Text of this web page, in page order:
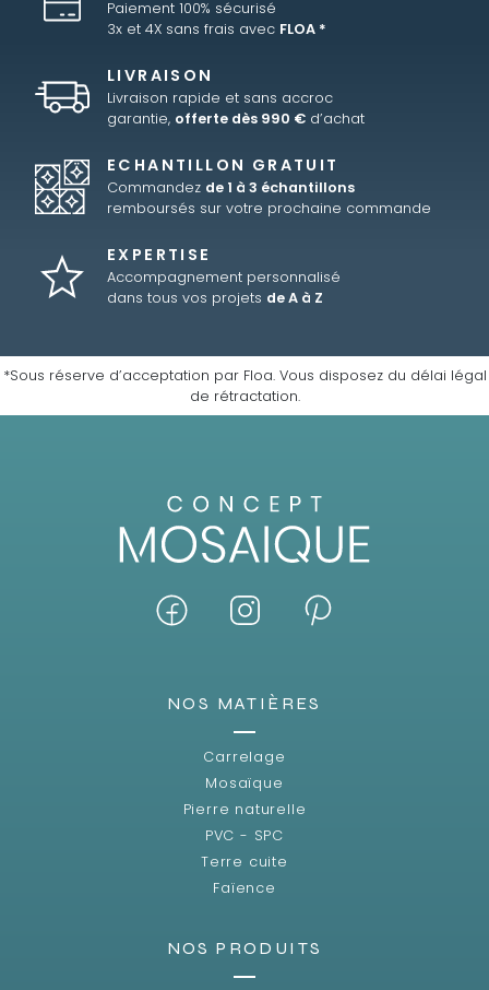
Paiement 100% sécurisé
3x et 4X sans frais avec FLOA *
LIVRAISON
Livraison rapide et sans accroc
garantie, offerte dès 990 € d’achat
ECHANTILLON GRATUIT
Commandez de 1 à 3 échantillons
remboursés sur votre prochaine commande
EXPERTISE
Accompagnement personnalisé
dans tous vos projets de A à Z
*Sous réserve d’acceptation par Floa. Vous disposez du délai légal
de rétractation.
NOS MATIÈRES
Carrelage
Mosaïque
Pierre naturelle
PVC - SPC
Terre cuite
Faïence
NOS PRODUITS